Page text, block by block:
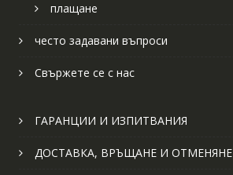
плащане
често задавани въпроси
Свържете се с нас
ГАРАНЦИИ И ИЗПИТВАНИЯ
ДОСТАВКА, ВРЪЩАНЕ И ОТМЕНЯНЕ